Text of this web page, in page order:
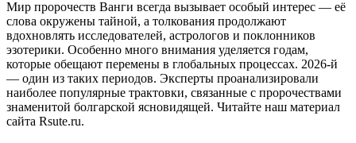
Мир пророчеств Ванги всегда вызывает особый интерес — её
слова окружены тайной, а толкования продолжают
вдохновлять исследователей, астрологов и поклонников
эзотерики. Особенно много внимания уделяется годам,
которые обещают перемены в глобальных процессах. 2026-й
— один из таких периодов. Эксперты проанализировали
наиболее популярные трактовки, связанные с пророчествами
знаменитой болгарской ясновидящей. Читайте наш материал
сайта Rsute.ru.